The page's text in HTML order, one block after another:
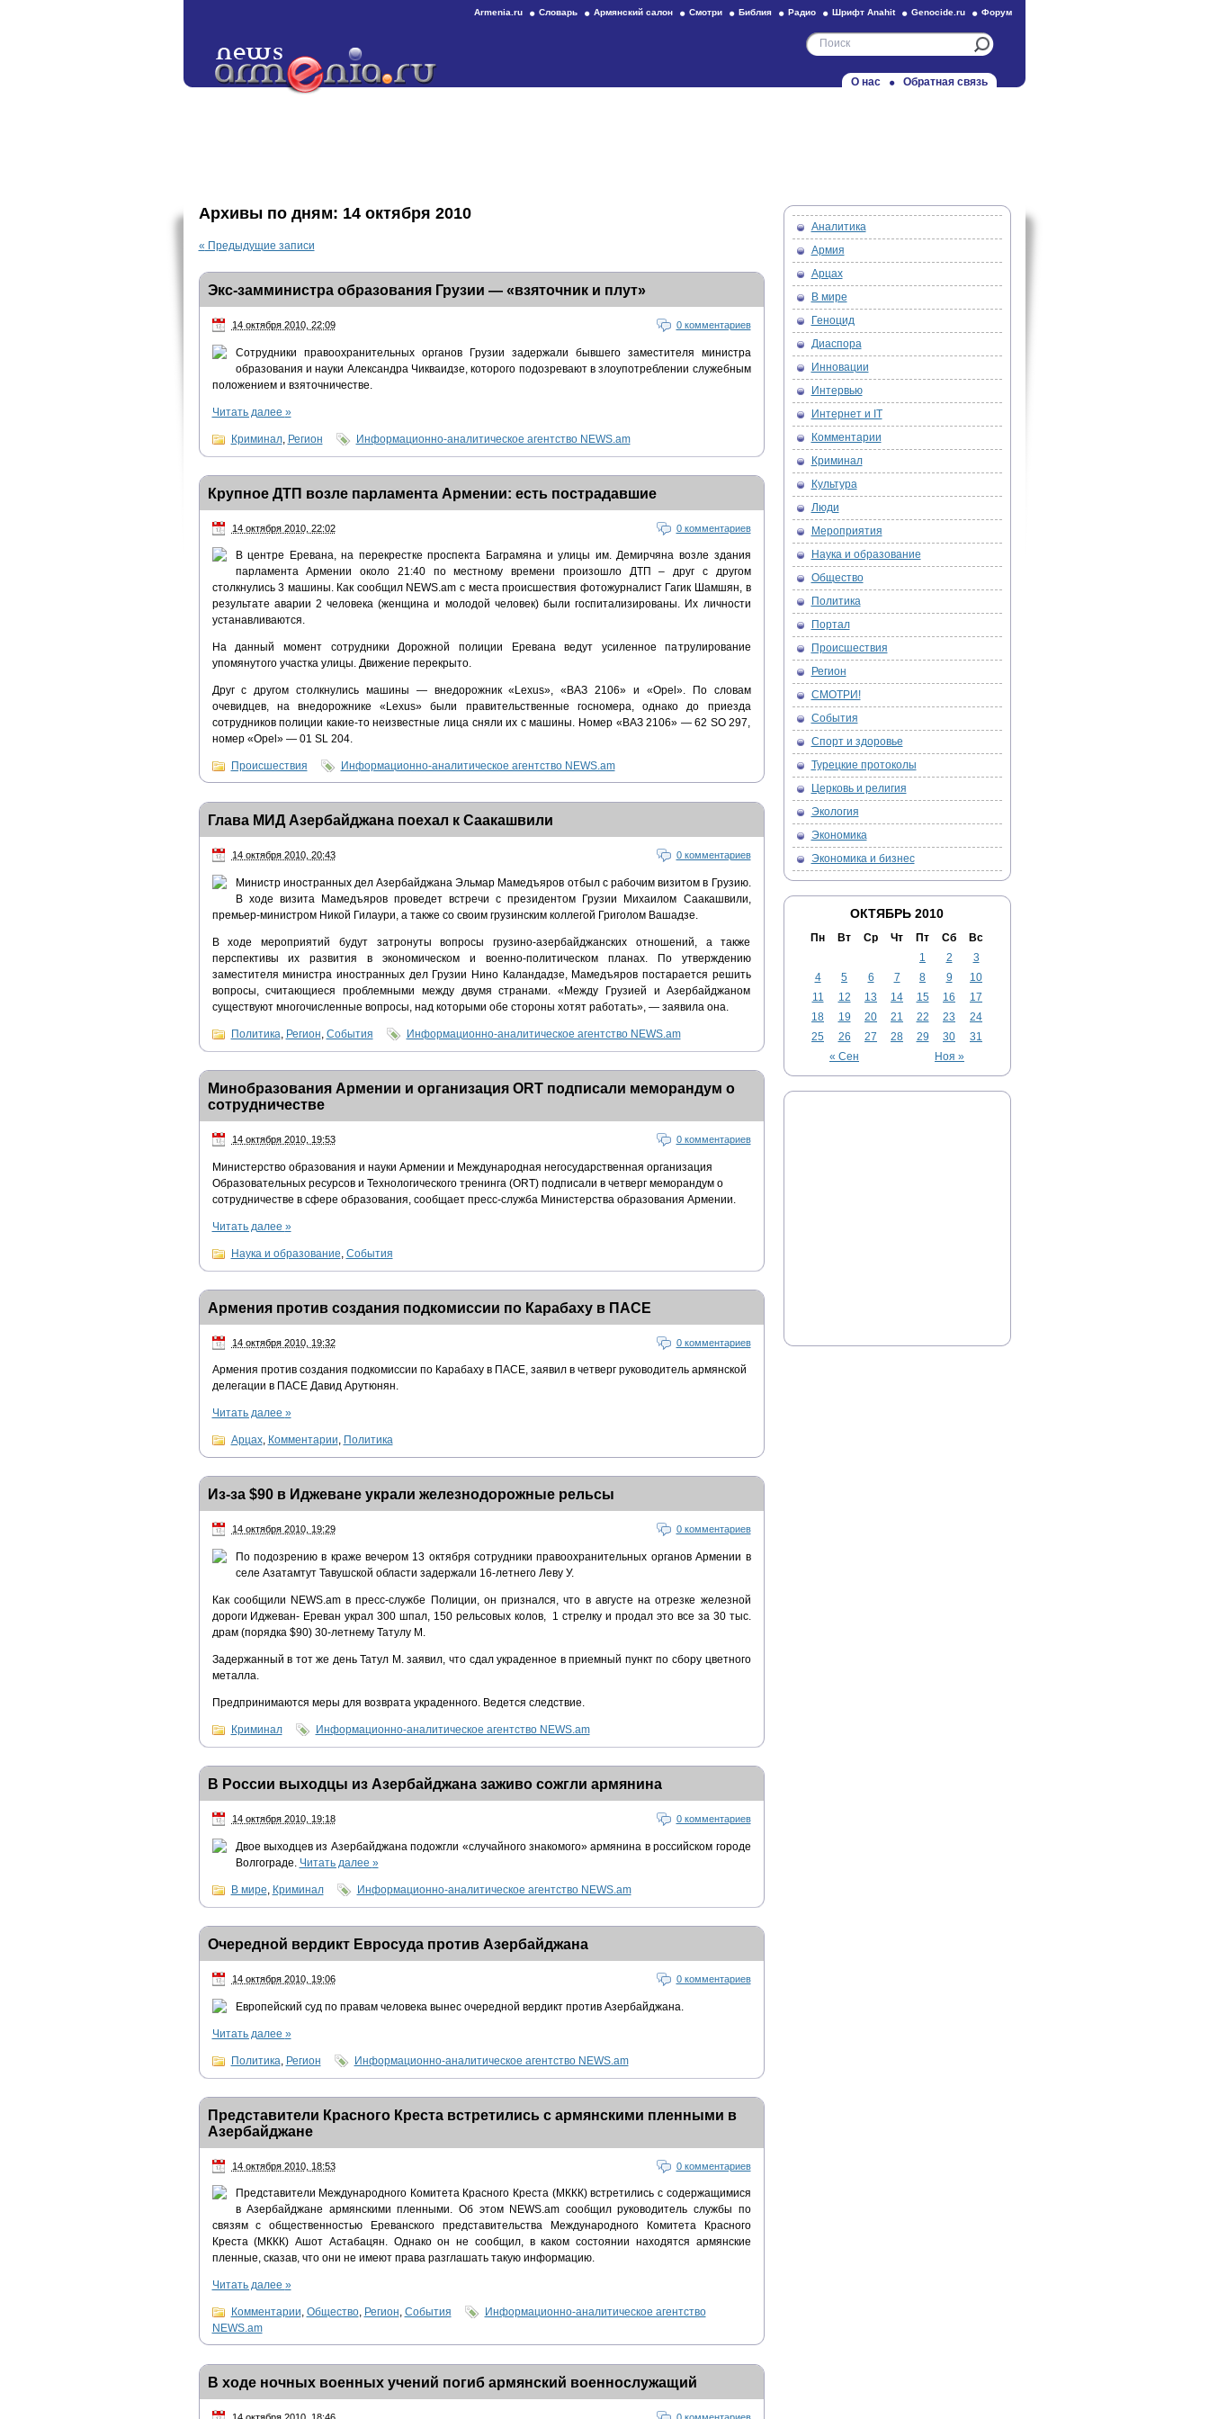
Armenia.ru Словарь Армянский салон Смотри Библия Радио Шрифт Anahit Genocide.ru Форум
О нас Обратная связь
Архивы по дням: 14 октября 2010
« Предыдущие записи
Экс-замминистра образования Грузии — «взяточник и плут»
14 октября 2010, 22:09 0 комментариев
Сотрудники правоохранительных органов Грузии задержали бывшего заместителя министра
образования и науки Александра Чикваидзе, которого подозревают в злоупотреблении служебным
положением и взяточничестве.
Читать далее »
Криминал, Регион Информационно-аналитическое агентство NEWS.am
Крупное ДТП возле парламента Армении: есть пострадавшие
14 октября 2010, 22:02 0 комментариев
В центре Еревана, на перекрестке проспекта Баграмяна и улицы им. Демирчяна возле здания
парламента Армении около 21:40 по местному времени произошло ДТП – друг с другом
столкнулись 3 машины. Как сообщил NEWS.am с места происшествия фотожурналист Гагик Шамшян, в
результате аварии 2 человека (женщина и молодой человек) были госпитализированы. Их личности
устанавливаются.
На данный момент сотрудники Дорожной полиции Еревана ведут усиленное патрулирование
упомянутого участка улицы. Движение перекрыто.
Друг с другом столкнулись машины — внедорожник «Lexus», «ВАЗ 2106» и «Opel». По словам
очевидцев, на внедорожнике «Lexus» были правительственные госномера, однако до приезда
сотрудников полиции какие-то неизвестные лица сняли их с машины. Номер «ВАЗ 2106» — 62 SO 297,
номер «Opel» — 01 SL 204.
Происшествия Информационно-аналитическое агентство NEWS.am
Глава МИД Азербайджана поехал к Саакашвили
14 октября 2010, 20:43 0 комментариев
Министр иностранных дел Азербайджана Эльмар Мамедъяров отбыл с рабочим визитом в Грузию.
В ходе визита Мамедъяров проведет встречи с президентом Грузии Михаилом Саакашвили,
премьер-министром Никой Гилаури, а также со своим грузинским коллегой Григолом Вашадзе.
В ходе мероприятий будут затронуты вопросы грузино-азербайджанских отношений, а также
перспективы их развития в экономическом и военно-политическом планах. По утверждению
заместителя министра иностранных дел Грузии Нино Каландадзе, Мамедъяров постарается решить
вопросы, считающиеся проблемными между двумя странами. «Mежду Грузией и Азербайджаном
существуют многочисленные вопросы, над которыми обе стороны хотят работать», — заявила она.
Политика, Регион, События Информационно-аналитическое агентство NEWS.am
Минобразования Армении и организация ORT подписали меморандум о
сотрудничестве
14 октября 2010, 19:53 0 комментариев
Министерство образования и науки Армении и Международная негосударственная организация
Образовательных ресурсов и Технологического тренинга (ORT) подписали в четверг меморандум о
сотрудничестве в сфере образования, сообщает пресс-служба Министерства образования Армении.
Читать далее »
Наука и образование События
Армения против создания подкомиссии по Карабаху в ПАСЕ
14 октября 2010, 19:32 0 комментариев
Армения против создания подкомиссии по Карабаху в ПАСЕ, заявил в четверг руководитель армянской
делегации в ПАСЕ Давид Арутюнян.
Читать далее »
Арцах, Комментарии, Политика
Из-за $90 в Иджеване украли железнодорожные рельсы
14 октября 2010, 19:29 0 комментариев
По подозрению в краже вечером 13 октября сотрудники правоохранительных органов Армении в
селе Азатамтут Тавушской области задержали 16-летнего Леву У.
Как сообщили NEWS.am в пресс-службе Полиции, он признался, что в августе на отрезке железной
дороги Иджеван- Ереван украл 300 шпал, 150 рельсовых колов, 1 стрелку и продал это все за 30 тыс.
драм (порядка $90) 30-летнему Татулу М.
Задержанный в тот же день Татул М. заявил, что сдал украденное в приемный пункт по сбору цветного
металла.
Предпринимаются меры для возврата украденного. Ведется следствие.
Криминал Информационно-аналитическое агентство NEWS.am
В России выходцы из Азербайджана заживо сожгли армянина
14 октября 2010, 19:18 0 комментариев
Двое выходцев из Азербайджана подожгли «случайного знакомого» армянина в российском городе
Волгограде. Читать далее »
В мире, Криминал Информационно-аналитическое агентство NEWS.am
Очередной вердикт Евросуда против Азербайджана
14 октября 2010, 19:06 0 комментариев
Европейский суд по правам человека вынес очередной вердикт против Азербайджана.
Читать далее »
Политика Регион Информационно-аналитическое агентство NEWS.am
Представители Красного Креста встретились с армянскими пленными в
Азербайджане
14 октября 2010, 18:53 0 комментариев
Представители Международного Комитета Красного Креста (МККК) встретились с содержащимися
в Азербайджане армянскими пленными. Об этом NEWS.am сообщил руководитель службы по
связям с общественностью Ереванского представительства Международного Комитета Красного
Креста (МККК) Ашот Астабацян. Однако он не сообщил, в каком состоянии находятся армянские
пленные, сказав, что они не имеют права разглашать такую информацию.
Читать далее »
Комментарии, Общество, Регион, События
Информационно-аналитическое агентство
NEWS.am
В ходе ночных военных учений погиб армянский военнослужащий
Аналитика
Армия
Арцах
В мире
Геноцид
Диаспора
Инновации
Интервью
Интернет и IT
Комментарии
Криминал
Культура
Люди
Мероприятия
Наука и образование
Общество
Политика
Портал
Происшествия
Регион
СМОТРИ!
События
Спорт и здоровье
Турецкие протоколы
Церковь и религия
Экология
Экономика
Экономика и бизнес
ОКТЯБРЬ 2010
Пн Вт Ср Чт Пт Сб Вс
« Сен Ноя »
1 2
3
4
5 6 7 8 9
10
11
12 13 14 15 16
17
18
19 20 21 22 23
24
25
26 27 28 29 30 31